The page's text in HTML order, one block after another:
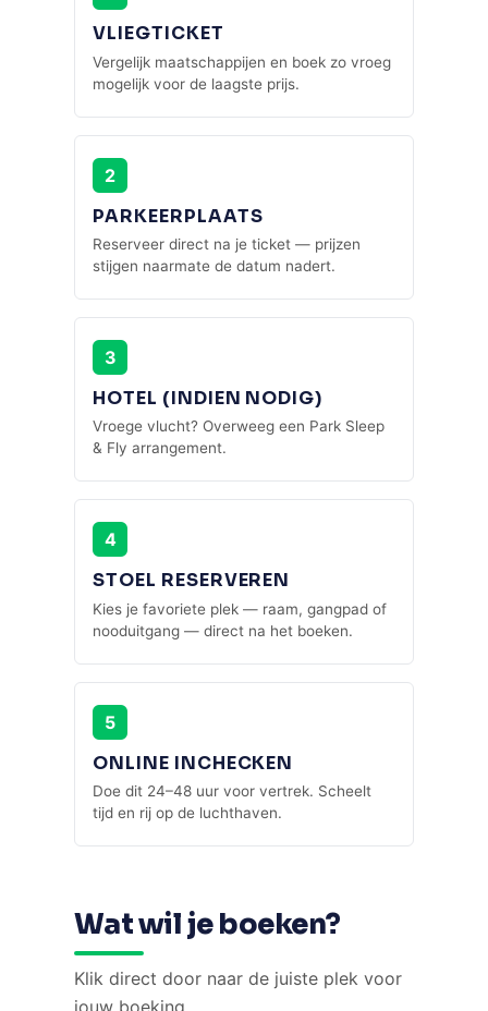
VLIEGTICKET
Vergelijk maatschappijen en boek zo vroeg
mogelijk voor de laagste prijs.
2
PARKEERPLAATS
Reserveer direct na je ticket — prijzen
stijgen naarmate de datum nadert.
3
HOTEL (INDIEN NODIG)
Vroege vlucht? Overweeg een Park Sleep
& Fly arrangement.
4
STOEL RESERVEREN
Kies je favoriete plek — raam, gangpad of
nooduitgang — direct na het boeken.
5
ONLINE INCHECKEN
Doe dit 24–48 uur voor vertrek. Scheelt
tijd en rij op de luchthaven.
Wat wil je boeken?
Klik direct door naar de juiste plek voor
jouw boeking.